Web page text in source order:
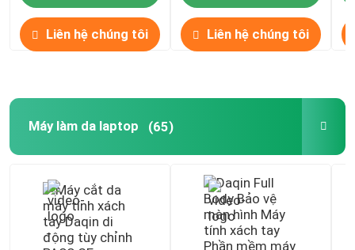
Liên hệ chúng tôi Liên hệ chúng tôi
Máy làm da laptop (65)